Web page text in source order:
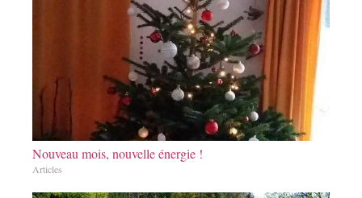
Nouveau mois, nouvelle énergie !
Articles